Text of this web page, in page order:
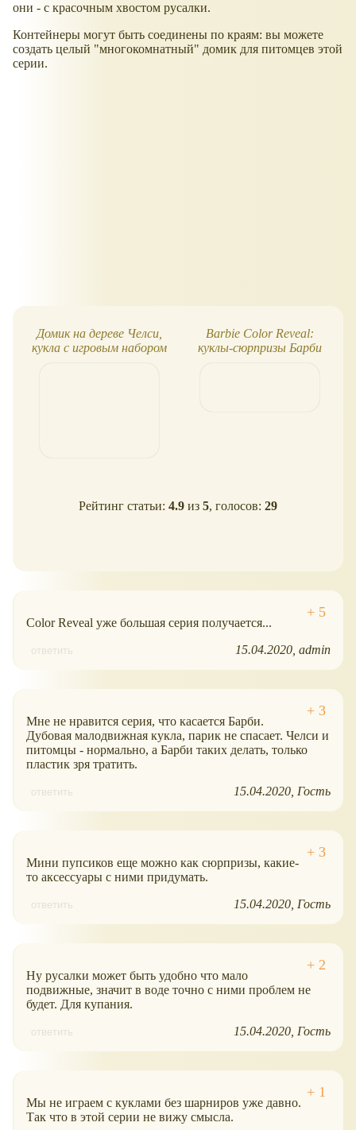
они - с красочным хвостом русалки.
Контейнеры могут быть соединены по краям: вы можете
создать целый "многокомнатный" домик для питомцев этой
серии.
Домик на дереве Челси,
кукла с игровым набором
Barbie Color Reveal:
куклы-сюрпризы Барби
Рейтинг статьи: 4.9 из 5, голосов: 29
Color Reveal уже большая серия получается...
ответить 15.04.2020 admin
Мне не нравится серия, что касается Барби.
Дубовая малодвижная кукла, парик не спасает. Челси и
питомцы - нормально, а Барби таких делать, только
пластик зря тратить.
ответить 15.04.2020 Гость
Мини пупсиков еще можно как сюрпризы, какие-
то аксессуары с ними придумать.
ответить 15.04.2020 Гость
Ну русалки может быть удобно что мало
подвижные, значит в воде точно с ними проблем не
будет. Для купания.
ответить 15.04.2020 Гость
Мы не играем с куклами без шарниров уже давно.
Так что в этой серии не вижу смысла.